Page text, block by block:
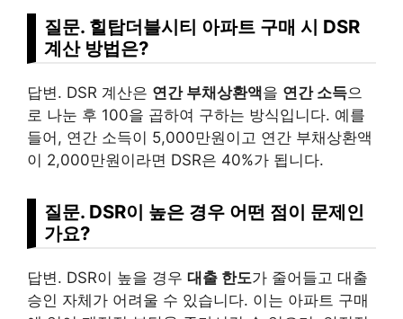
질문. 힐탑더블시티 아파트 구매 시 DSR
계산 방법은?
답변. DSR 계산은 연간 부채상환액을 연간 소득으
로 나눈 후 100을 곱하여 구하는 방식입니다. 예를
들어, 연간 소득이 5,000만원이고 연간 부채상환액
이 2,000만원이라면 DSR은 40%가 됩니다.
질문. DSR이 높은 경우 어떤 점이 문제인
가요?
답변. DSR이 높을 경우 대출 한도가 줄어들고 대출
승인 자체가 어려울 수 있습니다. 이는 아파트 구매